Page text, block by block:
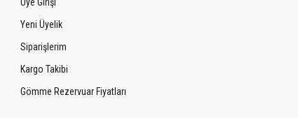
Üye Girişi
Yeni Üyelik
Siparişlerim
Kargo Takibi
Gömme Rezervuar Fiyatları